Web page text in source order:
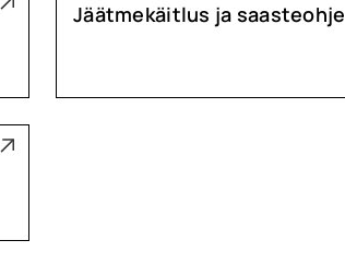
Jäätmekäitlus ja saasteohje